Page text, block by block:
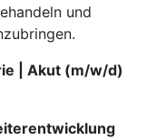
und
| Akut (m/w/d)